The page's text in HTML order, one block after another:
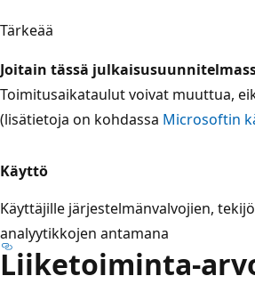
Tärkeää
Joitain tässä
Toimitusaikataulut voivat muuttua,
(lisätietoja on kohdassa Microsoftin
Käyttö
Käyttäjille järjestelmänvalvojien,
analyytikkojen antamana
Liiketoiminta-